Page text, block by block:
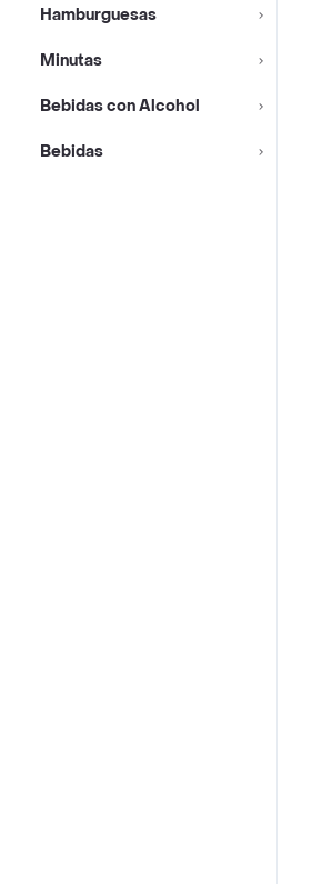
Hamburguesas
Minutas
Bebidas con Alcohol
Bebidas